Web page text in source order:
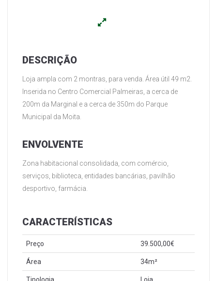
DESCRIÇÃO
Loja ampla com 2 montras, para venda. Área útil 49 m2.
Inserida no Centro Comercial Palmeiras, a cerca de
200m da Marginal e a cerca de 350m do Parque
Municipal da Moita.
ENVOLVENTE
Zona habitacional consolidada, com comércio,
serviços, biblioteca, entidades bancárias, pavilhão
desportivo, farmácia.
CARACTERÍSTICAS
Preço 39.500,00€
Área 34m²